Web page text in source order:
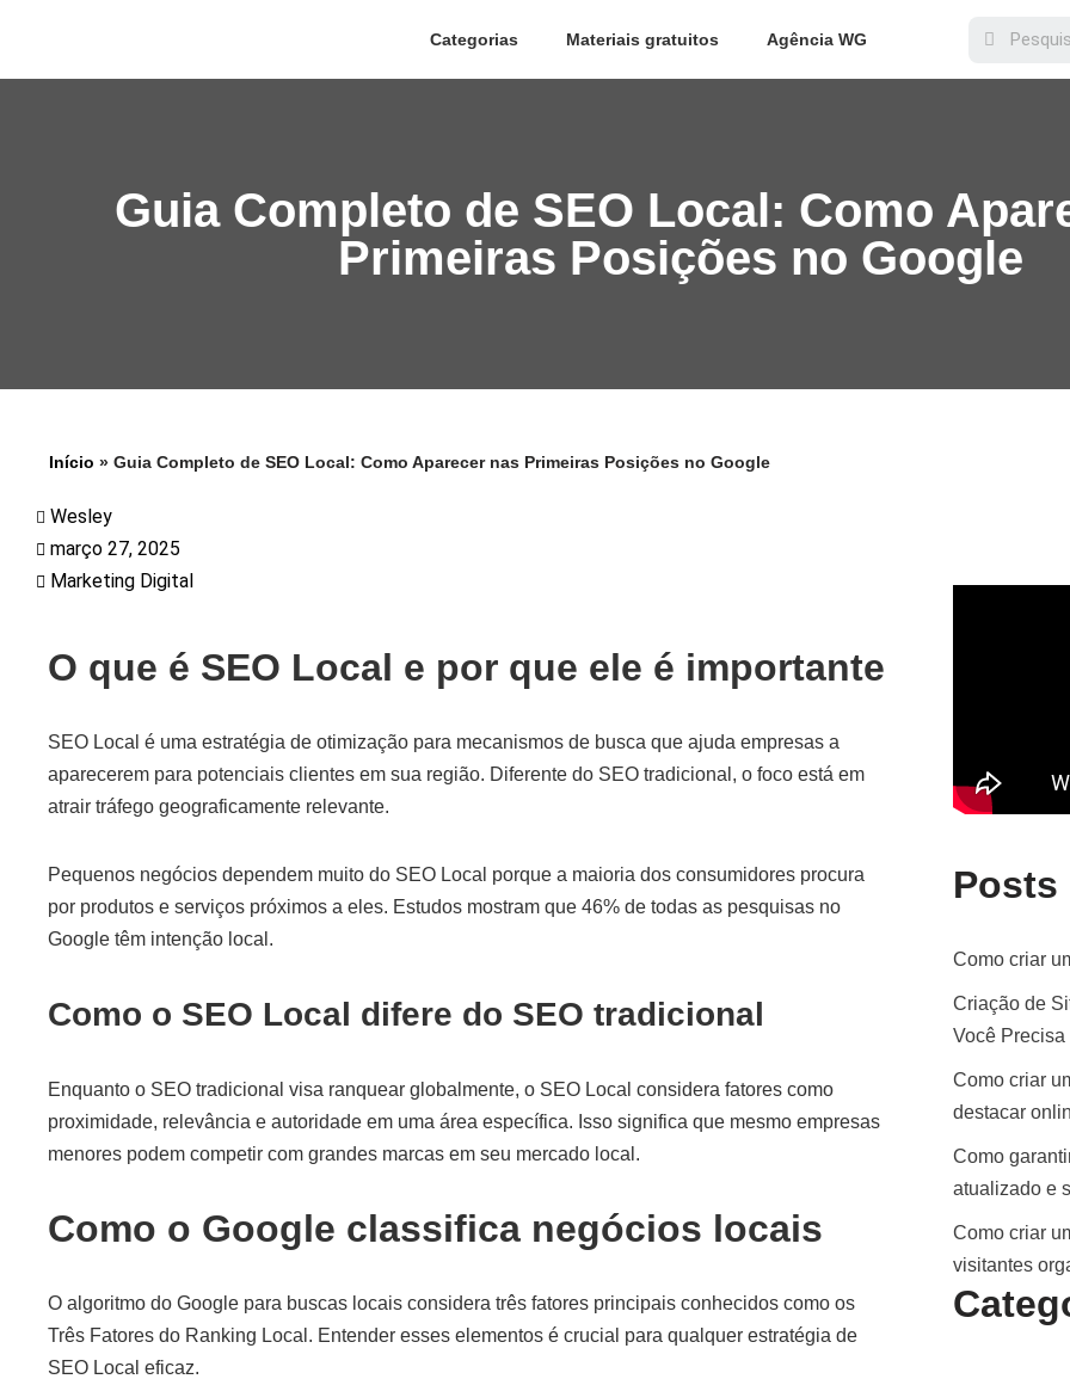
Categorias Materiais gratuitos Agência WG
Guia Completo de SEO Local: Como
Primeiras Posições no Google
Início » Guia Completo de SEO Local: Como Aparecer nas Primeiras Posições no Google
Wesley
março 27, 2025
Marketing Digital
O que é SEO Local e por que ele é importante
SEO Local é uma estratégia de otimização para mecanismos de busca que ajuda empresas a
aparecerem para potenciais clientes em sua região. Diferente do SEO tradicional, o foco está em
atrair tráfego geograficamente relevante.
Pequenos negócios dependem muito do SEO Local porque a maioria dos consumidores procura
por produtos e serviços próximos a eles. Estudos mostram que 46% de todas as pesquisas no
Google têm intenção local.
Como o SEO Local difere do SEO tradicional
Enquanto o SEO tradicional visa ranquear globalmente, o SEO Local considera fatores como
proximidade, relevância e autoridade em uma área específica. Isso significa que mesmo empresas
menores podem competir com grandes marcas em seu mercado local.
Como o Google classifica negócios locais
O algoritmo do Google para buscas locais considera três fatores principais conhecidos como os
Três Fatores do Ranking Local. Entender esses elementos é crucial para qualquer estratégia de
SEO Local eficaz.
Posts
Como criar
Criação de
Você Precisa
Como criar
destacar
Como
atualizado e
Como criar
visitantes